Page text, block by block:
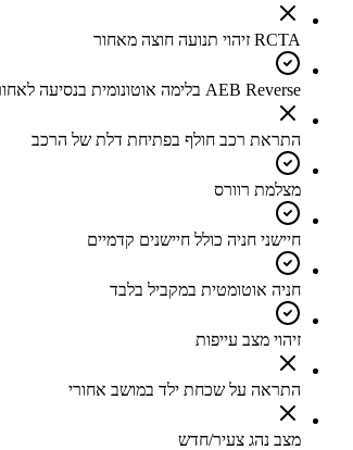
RCTA זיהוי תנועה חוצה מאחור
AEB Reverse בלימה אוטונומית בנסיעה לאחור
התראת רכב חולף בפתיחת דלת של הרכב
מצלמת רוורס
חיישני חניה כולל חיישנים קדמיים
חניה אוטומטית במקביל בלבד
זיהוי מצב עייפות
התראה על שכחת ילד במושב אחורי
מצב נהג צעיר/חדש